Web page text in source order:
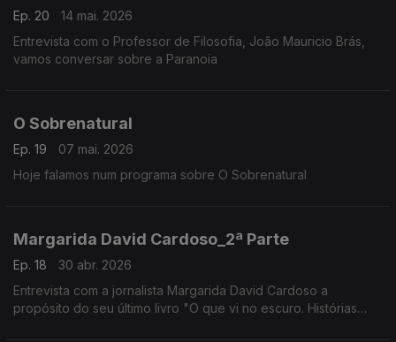
Ep. 20
14 mai. 2026
Entrevista com o Professor de Filosofia, João Mauricio Brás,
vamos conversar sobre a Paranoia
O Sobrenatural
Ep. 19
07 mai. 2026
Hoje falamos num programa sobre O Sobrenatural
Margarida David Cardoso_2ª Parte
Ep. 18
30 abr. 2026
Entrevista com a jornalista Margarida David Cardoso a
propósito do seu último livro "O que vi no escuro. Histórias